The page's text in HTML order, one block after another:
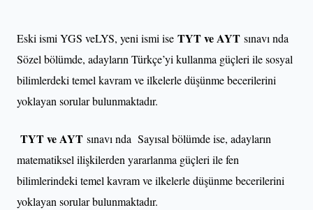
Eski ismi YGS veLYS, yeni ismi ise TYT ve AYT sınavı nda
Sözel bölümde, adayların Türkçe’yi kullanma güçleri ile sosyal
bilimlerdeki temel kavram ve ilkelerle düşünme becerilerini
yoklayan sorular bulunmaktadır.
TYT ve AYT sınavı nda Sayısal bölümde ise, adayların
matematiksel ilişkilerden yararlanma güçleri ile fen
bilimlerindeki temel kavram ve ilkelerle düşünme becerilerini
yoklayan sorular bulunmaktadır.